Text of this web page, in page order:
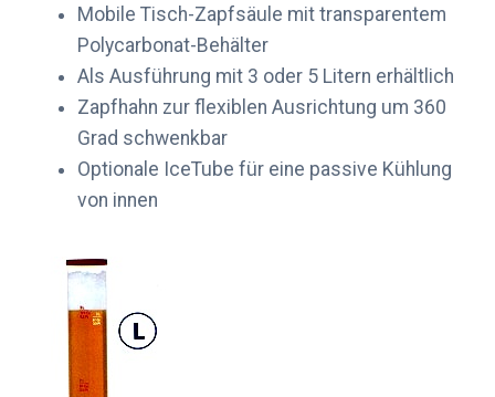
Mobile Tisch-Zapfsäule mit transparentem
Polycarbonat-Behälter
Als Ausführung mit 3 oder 5 Litern erhältlich
Zapfhahn zur flexiblen Ausrichtung um 360
Grad schwenkbar
Optionale IceTube für eine passive Kühlung
von innen